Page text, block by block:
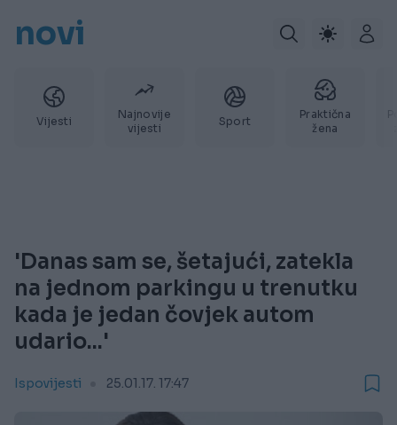
novi
Vijesti
Najnovije
vijesti
Sport
Praktična
žena
'Danas sam se, šetajući, zatekla
na jednom parkingu u trenutku
kada je jedan čovjek autom
udario...'
Ispovijesti 25.01.17. 17:47